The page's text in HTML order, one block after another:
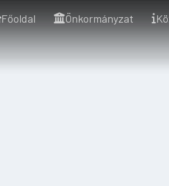
Főoldal Önkormányzat